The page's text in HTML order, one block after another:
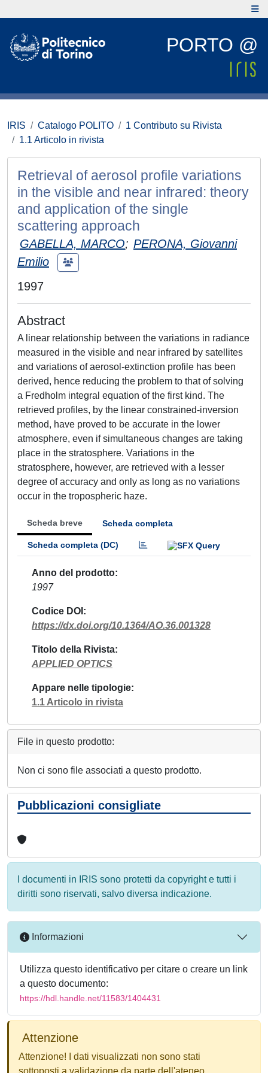
PORTO @
IRIS Catalogo POLITO
1 Contributo su Rivista
1.1 Articolo in rivista
Retrieval of aerosol profile variations
in the visible and near infrared: theory
and application of the single
scattering approach
GABELLA, MARCO; PERONA, Giovanni
Emilio
1997
Abstract
A linear relationship between the variations in radiance
measured in the visible and near infrared by satellites
and variations of aerosol-extinction profile has been
derived, hence reducing the problem to that of solving
a Fredholm integral equation of the first kind. The
retrieved profiles, by the linear constrained-inversion
method, have proved to be accurate in the lower
atmosphere, even if simultaneous changes are taking
place in the stratosphere. Variations in the
stratosphere, however, are retrieved with a lesser
degree of accuracy and only as long as no variations
occur in the tropospheric haze.
Scheda breve Scheda completa
Scheda completa (DC)
Anno del prodotto
1997
Codice DOI
https://dx.doi.org/10.1364/AO.36.001328
Titolo della Rivista
APPLIED OPTICS
Appare nelle tipologie
1.1 Articolo in rivista
File in questo prodotto:
Non ci sono file associati a questo prodotto.
Pubblicazioni consigliate
I documenti in IRIS sono protetti da copyright e tutti i
diritti sono riservati, salvo diversa indicazione.
Informazioni
Utilizza questo identificativo per citare o creare un link
a questo documento:
https://hdl.handle.net/11583/1404431
Attenzione
Attenzione! I dati visualizzati non sono stati
sottoposti a validazione da parte dell'ateneo